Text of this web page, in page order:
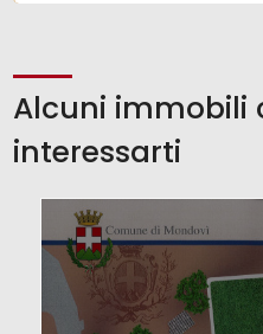
Alcuni immobili
interessarti